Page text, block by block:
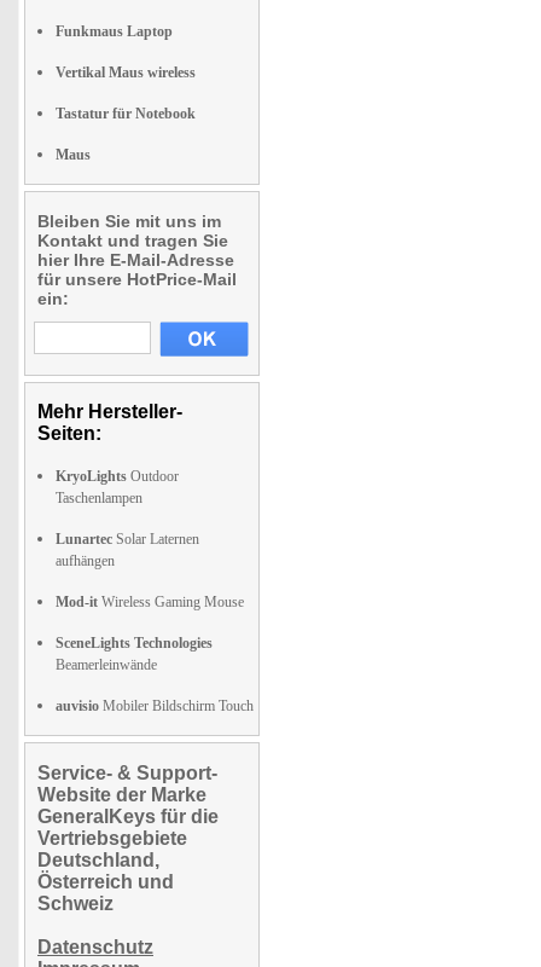
Funkmaus Laptop
Vertikal Maus wireless
Tastatur für Notebook
Maus
Bleiben Sie mit uns im
Kontakt und tragen Sie
hier Ihre E-Mail-Adresse
für unsere HotPrice-Mail
ein:
Mehr Hersteller-
Seiten:
KryoLights Outdoor
Taschenlampen
Lunartec Solar Laternen
aufhängen
Mod-it Wireless Gaming Mouse
SceneLights Technologies
Beamerleinwände
auvisio Mobiler Bildschirm Touch
Service- & Support-
Website der Marke
GeneralKeys für die
Vertriebsgebiete
Deutschland,
Österreich und
Schweiz
Datenschutz